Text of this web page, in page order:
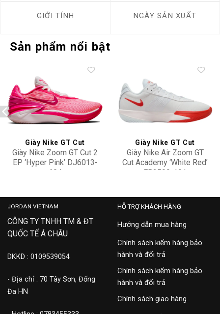
GIỚI TÍNH NGÀY SẢN XUẤT
Sản phẩm nổi bật
Add to
wishlist
Giày Nike GT Cut
Giày Nike Zoom GT Cut 2
EP ‘Hyper Pink’ DJ6013-
604
Add to
wishlist
Giày Nike GT Cut
Giày Nike Air Zoom GT
Cut Academy ‘White Red’
FB2599-101
JORDAN VIETNAM
CÔNG TY TNHH TM & ĐT
QUỐC TẾ Á CHÂU
DKKD : 0109539054
- Địa chỉ : 70 Tây Sơn, Đống
Đa HN
HỖ TRỢ KHÁCH HÀNG
Hướng dẫn mua hàng
Chính sách kiểm hàng bảo
hành và đổi trả
Chính sách kiểm hàng bảo
hành và đổi trả
Chính sách giao hàng